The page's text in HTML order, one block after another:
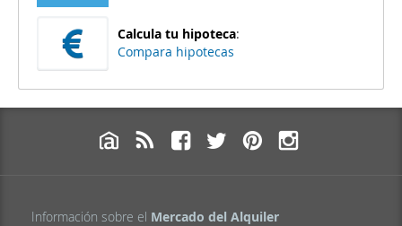
Calcula tu hipoteca:
Compara hipotecas
Información sobre el Mercado del Alquiler